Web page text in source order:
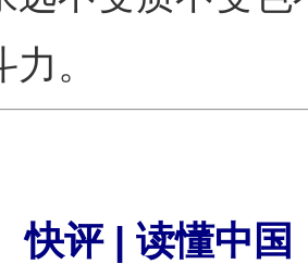
。
快评 | 读懂中国